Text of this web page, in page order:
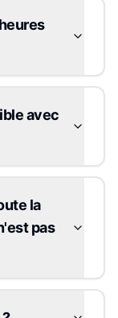
avec
la
pas